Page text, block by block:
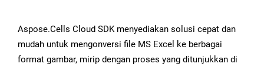
Aspose.Cells Cloud SDK menyediakan solusi cepat dan
mudah untuk mengonversi file MS Excel ke berbagai
format gambar, mirip dengan proses yang ditunjukkan di